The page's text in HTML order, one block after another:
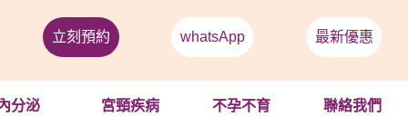
立刻預約 whatsApp 最新優惠
分泌 宮頸疾病 不孕不育 聯絡我們